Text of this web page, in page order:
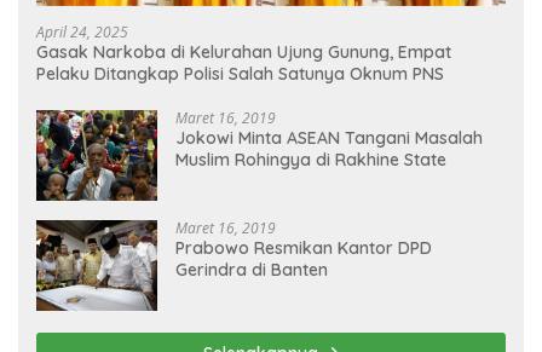
April 24, 2025
Gasak Narkoba di Kelurahan Ujung Gunung, Empat
Pelaku Ditangkap Polisi Salah Satunya Oknum PNS
Maret 16, 2019
Jokowi Minta ASEAN Tangani Masalah
Muslim Rohingya di Rakhine State
Maret 16, 2019
Prabowo Resmikan Kantor DPD
Gerindra di Banten